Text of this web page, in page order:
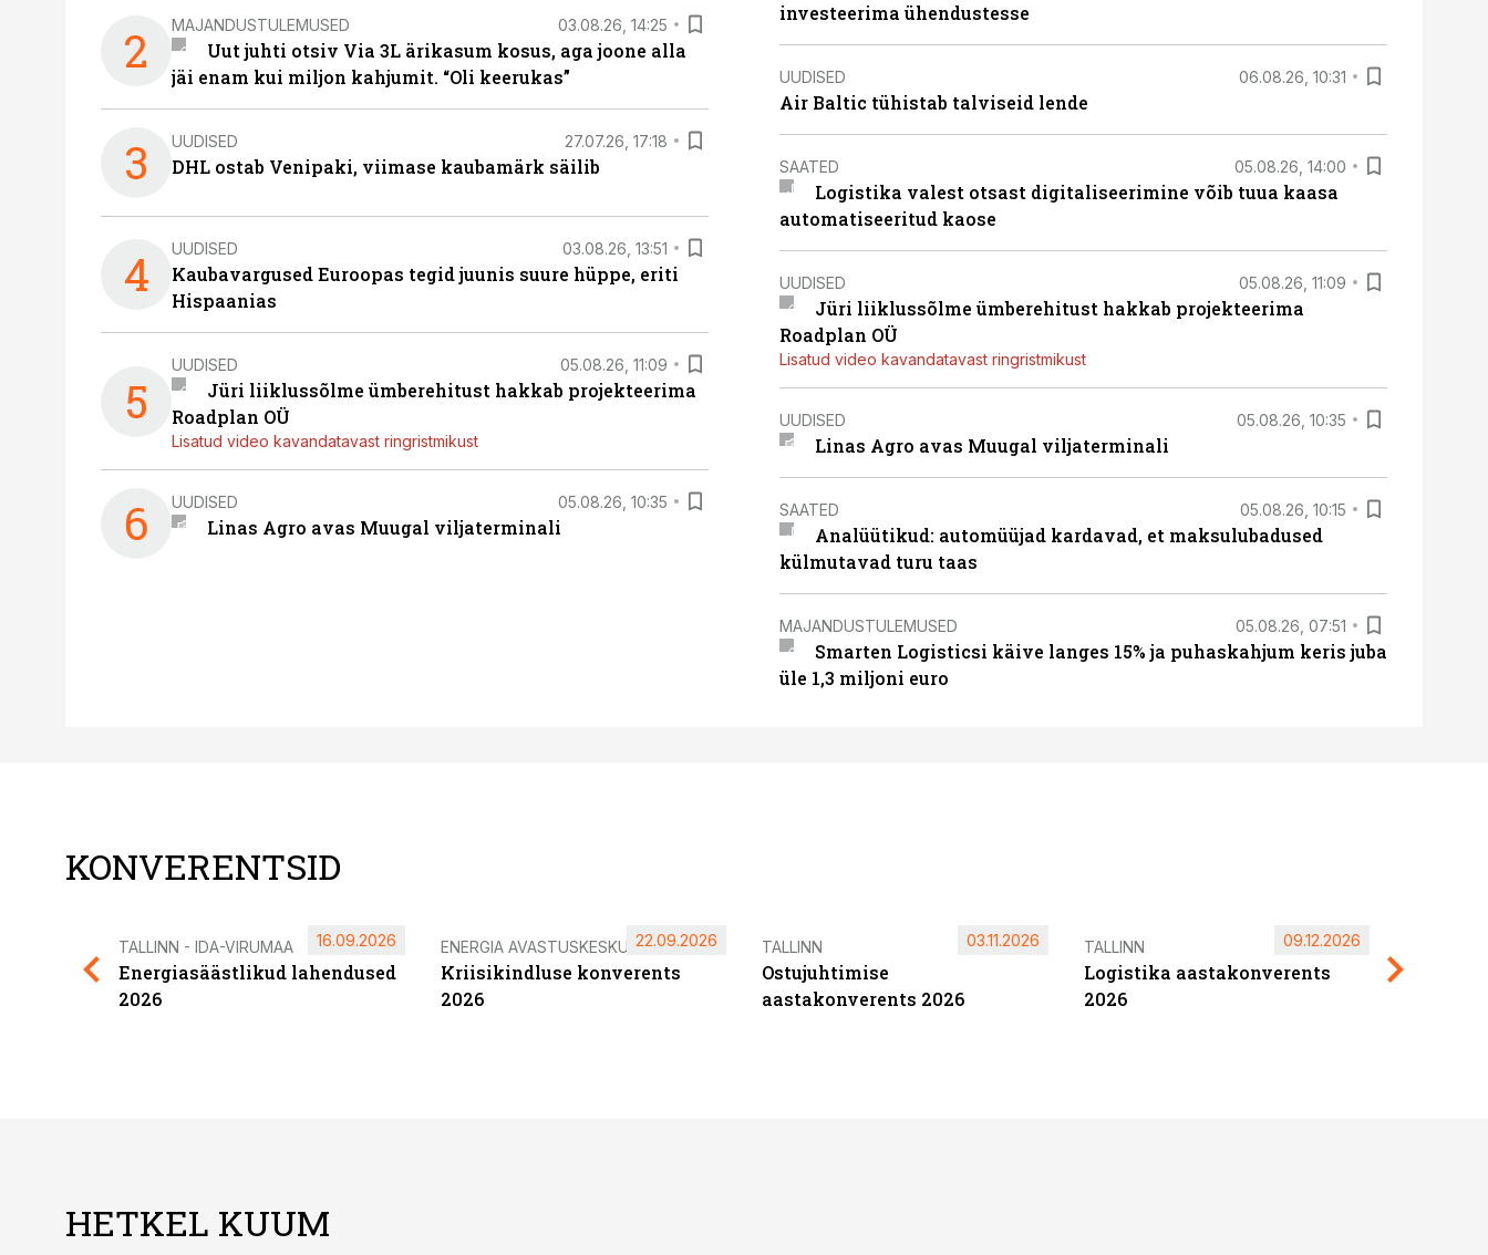
2 MAJANDUSTULEMUSED 03.08.26, 14:25
Uut juhti otsiv Via 3L ärikasum kosus, aga joone alla
jäi enam kui miljon kahjumit. “Oli keerukas”
3 UUDISED 27.07.26, 17:18
DHL ostab Venipaki, viimase kaubamärk säilib
4 UUDISED 03.08.26, 13:51
Kaubavargused Euroopas tegid juunis suure hüppe, eriti
Hispaanias
5
UUDISED 05.08.26, 11:09
Jüri liiklussõlme ümberehitust hakkab projekteerima
Roadplan OÜ
Lisatud video kavandatavast ringristmikust
6 UUDISED 05.08.26, 10:35
Linas Agro avas Muugal viljaterminali
investeerima ühendustesse
UUDISED 06.08.26, 10:31
Air Baltic tühistab talviseid lende
SAATED 05.08.26, 14:00
Logistika valest otsast digitaliseerimine võib tuua kaasa
automatiseeritud kaose
UUDISED 05.08.26, 11:09
Jüri liiklussõlme ümberehitust hakkab projekteerima
Roadplan OÜ
Lisatud video kavandatavast ringristmikust
UUDISED 05.08.26, 10:35
Linas Agro avas Muugal viljaterminali
SAATED 05.08.26, 10:15
Analüütikud: automüüjad kardavad, et maksulubadused
külmutavad turu taas
MAJANDUSTULEMUSED 05.08.26, 07:51
Smarten Logisticsi käive langes 15% ja puhaskahjum keris juba
üle 1,3 miljoni euro
KONVERENTSID
TALLINN - IDA-VIRUMAA
Energiasäästlikud lahendused
2026
16.09.2026 ENERGIA AVASTUSKESKUS
Kriisikindluse konverents
2026
22.09.2026 TALLINN
Ostujuhtimise
aastakonverents 2026
03.11.2026 TALLINN
Logistika aastakonverents
2026
09.12.2026
HETKEL KUUM